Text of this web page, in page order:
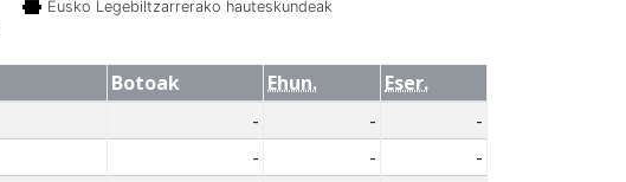
Eusko Legebiltzarrerako hauteskundeak
Botoak Ehun.
Eser.
- -
-
- -
-